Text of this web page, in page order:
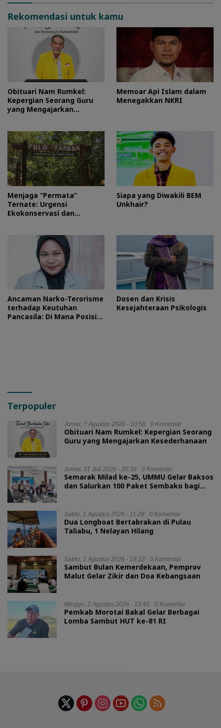
Rekomendasi untuk kamu
Obituari Nam Rumkel:
Kepergian Seorang Guru
yang Mengajarkan
Memoar Api Islam dalam
Menegakkan NKRI
Menjaga “Permata”
Ternate: Urgensi
Ekokonservasi dan
Siapa yang Diwakili BEM
Unkhair?
Ancaman Narko-Terorisme
terhadap Keutuhan
Pancasila: Di Mana Posisi
Dosen dan Krisis
Kesejahteraan Psikologis
Terpopuler
Jumat, 7 Agustus 2026 - 10:58 0 Komentar
Obituari Nam Rumkel: Kepergian Seorang
Guru yang Mengajarkan Kesederhanaan
Jumat, 31 Juli 2026 - 20:39 0 Komentar
Semarak Milad ke-25, UMMU Gelar Baksos
dan Salurkan 100 Paket Sembako bagi
Sabtu, 1 Agustus 2026 - 11:28 0 Komentar
Dua Longboat Bertabrakan di Pulau
Taliabu, 1 Nelayan Hilang
Sabtu, 1 Agustus 2026 - 19:22 0 Komentar
Sambut Bulan Kemerdekaan, Pemprov
Malut Gelar Zikir dan Doa Kebangsaan
Minggu, 2 Agustus 2026 - 13:45 0 Komentar
Pemkab Morotai Bakal Gelar Berbagai
Lomba Sambut HUT ke-81 RI